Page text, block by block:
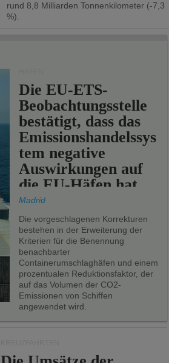
rund 8,8 Milliarden Tonnenkilometer (-7,3
%).
Die EU-ETS-
Beobachtungsstelle
bestätigt, dass das
Emissionshandelssys
tem negative
Auswirkungen auf
die EU-Häfen hat.
Madrid
Die vorgeschlagenen Korrekturen
bestehen in der Erweiterung der
Kriterien für die Benennung
benachbarter
Containerumschlaghäfen und einem
prozentualen Reduktionsfaktor, der
auf das Volumen der CO2-
Emissionen von Schiffen
angewendet wird.